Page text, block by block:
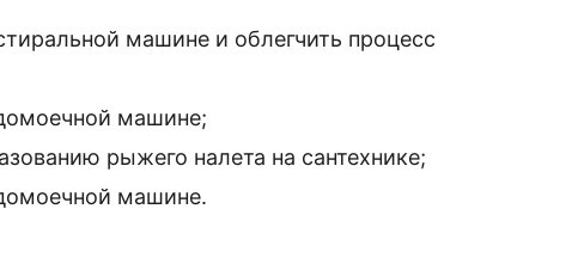
машине и облегчить процесс
машине;
рыжего налета на сантехнике;
машине.